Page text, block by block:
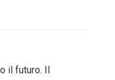
il futuro. Il